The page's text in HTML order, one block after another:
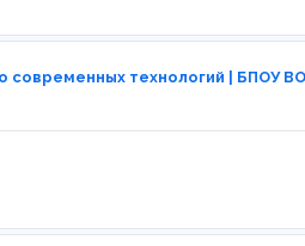
технологий | БПОУ